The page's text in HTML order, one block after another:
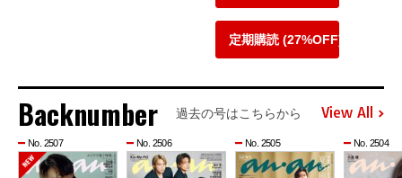
定期購読 (27%OFF)
Backnumber 過去の号はこちらから View All
No. 2507 No. 2506 No. 2505 No. 2504